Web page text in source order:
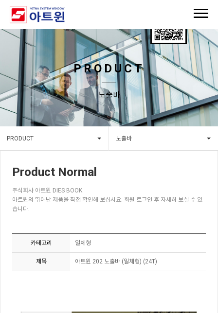
PRODUCT
노출바
PRODUCT 노출바
Product Normal
주식회사 아트윈 DIES BOOK
아트윈의 뛰어난 제품을 직접 확인해 보십시요. 회원 로그인 후 자세히 보실 수 있
습니다.
카테고리 일체형
제목 아트윈 202 노출바 (일체형) (24T)